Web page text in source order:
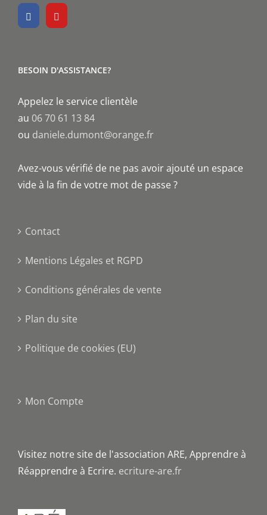
BESOIN D'ASSISTANCE?
Appelez le service clientèle
au 06 70 61 13 84
ou daniele.dumont@orange.fr
Avez-vous vérifié de ne pas avoir ajouté un espace
vide à la fin de votre mot de passe ?
Contact
Mentions Légales et RGPD
Conditions générales de vente
Plan du site
Politique de cookies (EU)
Mon Compte
Visitez notre site de l'association ARE, Apprendre à
Réapprendre à Ecrire. ecriture-are.fr